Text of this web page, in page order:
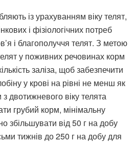
із урахуванням віку телят,
і фізіологічних потреб
і благополуччя телят. З метою
у поживних речовинах корм
заліза, щоб забезпечити
у крові на рівні не менш як
двотижневого віку телята
грубий корм, мінімальну
збільшувати від 50 г на добу
тижнів до 250 г на добу для